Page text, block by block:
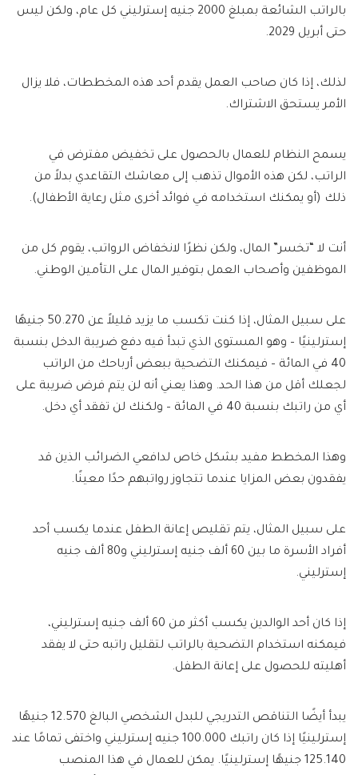
بالراتب الشائعة بمبلغ 2000 جنيه إسترليني كل عام، ولكن ليس
حتى أبريل 2029.
لذلك، إذا كان صاحب العمل يقدم أحد هذه المخططات، فلا يزال
الأمر يستحق الاشتراك.
يسمح النظام للعمال بالحصول على تخفيض مفترض في
الراتب، لكن هذه الأموال تذهب إلى معاشك التقاعدي بدلاً من
ذلك (أو يمكنك استخدامه في فوائد أخرى مثل رعاية الأطفال).
أنت لا “تخسر” المال، ولكن نظرًا لانخفاض الرواتب، يقوم كل من
الموظفين وأصحاب العمل بتوفير المال على التأمين الوطني.
على سبيل المثال، إذا كنت تكسب ما يزيد قليلاً عن 50.270 جنيهًا
إسترلينيًا – وهو المستوى الذي تبدأ فيه دفع ضريبة الدخل بنسبة
40 في المائة – فيمكنك التضحية ببعض أرباحك من الراتب
لجعلك أقل من هذا الحد. وهذا يعني أنه لن يتم فرض ضريبة على
أي من راتبك بنسبة 40 في المائة – ولكنك لن تفقد أي دخل.
وهذا المخطط مفيد بشكل خاص لدافعي الضرائب الذين قد
يفقدون بعض المزايا عندما تتجاوز رواتبهم حدًا معينًا.
على سبيل المثال، يتم تقليص إعانة الطفل عندما يكسب أحد
أفراد الأسرة ما بين 60 ألف جنيه إسترليني و80 ألف جنيه
إسترليني.
إذا كان أحد الوالدين يكسب أكثر من 60 ألف جنيه إسترليني،
فيمكنه استخدام التضحية بالراتب لتقليل راتبه حتى لا يفقد
أهليته للحصول على إعانة الطفل.
يبدأ أيضًا التناقص التدريجي للبدل الشخصي البالغ 12.570 جنيهًا
إسترلينيًا إذا كان راتبك 100.000 جنيه إسترليني واختفى تمامًا عند
125.140 جنيهًا إسترلينيًا. يمكن للعمال في هذا المنصب